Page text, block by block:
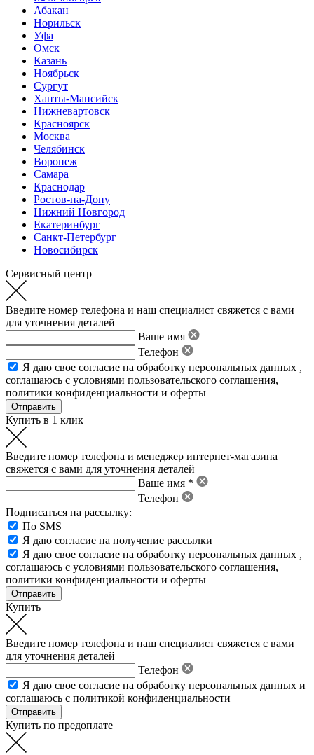
Абакан
Норильск
Уфа
Омск
Казань
Ноябрьск
Сургут
Ханты-Мансийск
Нижневартовск
Красноярск
Москва
Челябинск
Воронеж
Самара
Краснодар
Ростов-на-Дону
Нижний Новгород
Екатеринбург
Санкт-Петербург
Новосибирск
Сервисный центр
Введите номер телефона и наш специалист свяжется с вами
для уточнения деталей
Ваше имя
Телефон
Я даю свое согласие на обработку персональных данных ,
соглашаюсь с условиями пользовательского соглашения,
политики конфиденциальности и оферты
Купить в 1 клик
Введите номер телефона и менеджер интернет-магазина
свяжется с вами для уточнения деталей
Ваше имя *
Телефон
Подписаться на рассылку:
По SMS
Я даю согласие на получение рассылки
Я даю свое согласие на обработку персональных данных ,
соглашаюсь с условиями пользовательского соглашения,
политики конфиденциальности и оферты
Купить
Введите номер телефона и наш специалист свяжется с вами
для уточнения деталей
Телефон
Я даю свое согласие на обработку персональных данных и
соглашаюсь с политикой конфиденциальности
Купить по предоплате